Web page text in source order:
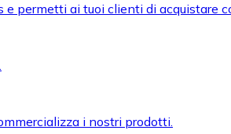
permetti ai tuoi clienti di acquistare
i nostri prodotti.